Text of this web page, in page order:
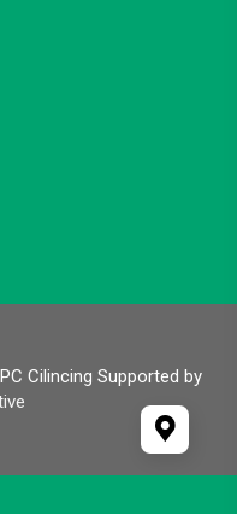
Cilincing Supported by